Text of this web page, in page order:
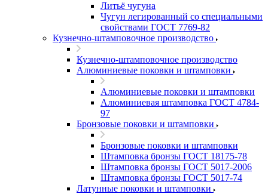
Литьё чугуна
Чугун легированный со специальными
свойствами ГОСТ 7769-82
Кузнечно-штамповочное производство
Кузнечно-штамповочное производство
Алюминиевые поковки и штамповки
Алюминиевые поковки и штамповки
Алюминиевая штамповка ГОСТ 4784-
97
Бронзовые поковки и штамповки
Бронзовые поковки и штамповки
Штамповка бронзы ГОСТ 18175-78
Штамповка бронзы ГОСТ 5017-2006
Штамповка бронзы ГОСТ 5017-74
Латунные поковки и штамповки